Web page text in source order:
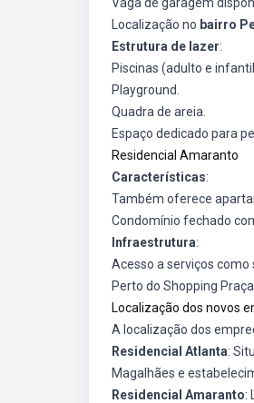
Localização no bairro
Estrutura de lazer:
Piscinas (adulto e
Playground.
Quadra de areia.
Espaço dedicado para
Residencial Amaranto
Características:
Também oferece
Condomínio fechado
Infraestrutura:
Acesso a serviços como
Perto do Shopping
Localização dos novos
A localização dos
Residencial Atlanta:
Magalhães e
Residencial Amaranto: